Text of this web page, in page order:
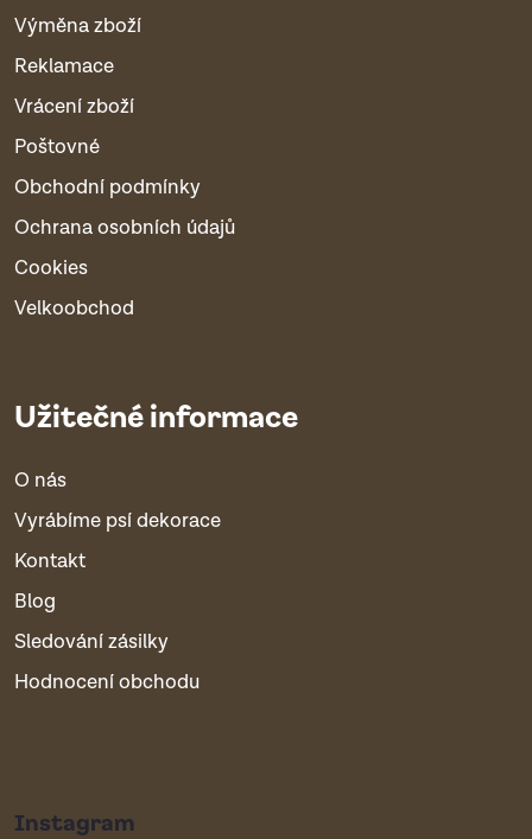
Výměna zboží
Reklamace
Vrácení zboží
Poštovné
Obchodní podmínky
Ochrana osobních údajů
Cookies
Velkoobchod
Užitečné informace
O nás
Vyrábíme psí dekorace
Kontakt
Blog
Sledování zásilky
Hodnocení obchodu
Instagram